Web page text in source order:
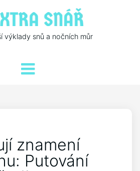
výklady snů a nočních můr
znamení
Putování